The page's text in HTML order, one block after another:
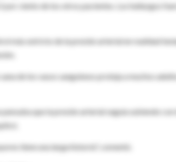
ciento de los otros pacientes. Los hallazgos
más estricto de la presión arterial en realidad
de los vasos sanguíneos proteja a muchos
que la presión arterial seguía subiendo con
tiene una larga historia", comentó.